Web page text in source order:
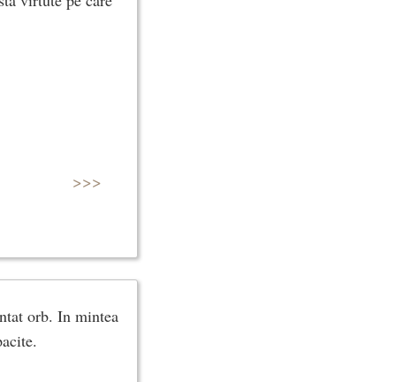
>>>
orb. In mintea